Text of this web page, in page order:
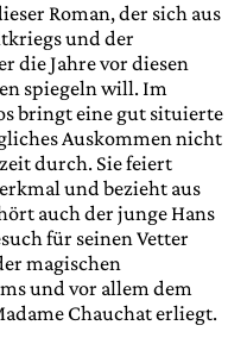
Roman, der sich aus
und der
die Jahre vor diesen
spiegeln will. Im
bringt eine gut situierte
Auskommen nicht
durch. Sie feiert
und bezieht aus
auch der junge Hans
für seinen Vetter
magischen
und vor allem dem
Chauchat erliegt.